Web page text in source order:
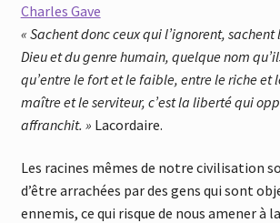
Charles Gave
« Sachent donc ceux qui l’ignorent, sachent
Dieu et du genre humain, quelque nom
qu’entre le fort et le faible, entre le riche et
maître et le serviteur, c’est la liberté qui
affranchit. » Lacordaire.
Les racines mêmes de notre civilisation
d’être arrachées par des gens qui sont
ennemis, ce qui risque de nous amener à